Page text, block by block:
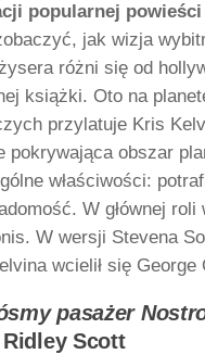
popularnej powieści
jak wizja
różni się od
książki. Oto na
przylatuje Kris
pokrywająca obszar
właściwości:
W głównej roli
W wersji Stevena
wcielił się George
pasażer
Ridley Scott